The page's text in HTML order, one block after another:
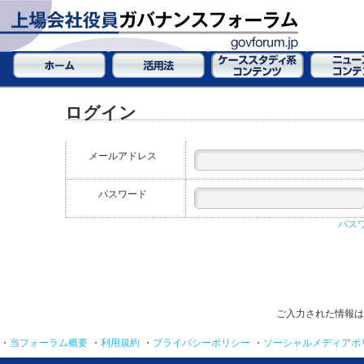
ログイン
メールアドレス
パスワード
パス
ご入力された情報
・ 当フォーラム概要 ・ 利用規約 ・ プライバシーポリシー ・ ソーシャルメディアポ